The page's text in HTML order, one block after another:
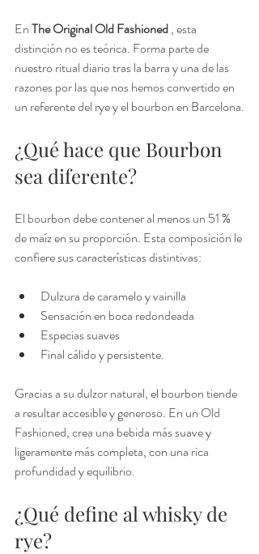
En The Original Old Fashioned , esta
distinción no es teórica. Forma parte de
nuestro ritual diario tras la barra y una de las
razones por las que nos hemos convertido en
un referente del rye y el bourbon en Barcelona.
¿Qué hace que Bourbon
sea diferente?
El bourbon debe contener al menos un 51 %
de maíz en su proporción. Esta composición le
confiere sus características distintivas:
Dulzura de caramelo y vainilla
Sensación en boca redondeada
Especias suaves
Final cálido y persistente.
Gracias a su dulzor natural, el bourbon tiende
a resultar accesible y generoso. En un Old
Fashioned, crea una bebida más suave y
ligeramente más completa, con una rica
profundidad y equilibrio.
¿Qué define al whisky de
rye?